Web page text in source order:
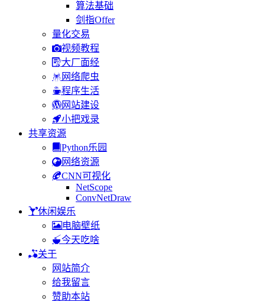
算法基础
剑指Offer
量化交易
视频教程
大厂面经
网络爬虫
程序生活
网站建设
小把戏录
共享资源
Python乐园
网络资源
CNN可视化
NetScope
ConvNetDraw
休闲娱乐
电脑壁纸
今天吃啥
关于
网站简介
给我留言
赞助本站